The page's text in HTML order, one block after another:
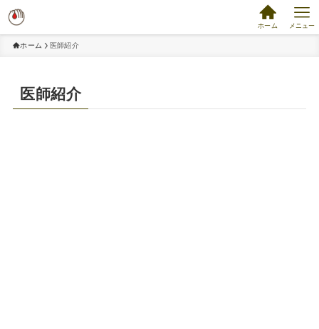
ホーム メニュー
ホーム 医師紹介
医師紹介